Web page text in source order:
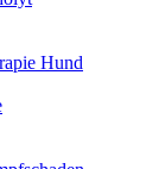
Hund